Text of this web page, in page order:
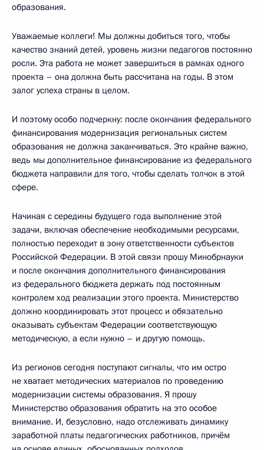
образования.
Уважаемые коллеги! Мы должны добиться того, чтобы
качество знаний детей, уровень жизни педагогов постоянно
росли. Эта работа не может завершиться в рамках одного
проекта – она должна быть рассчитана на годы. В этом
залог успеха страны в целом.
И поэтому особо подчеркну: после окончания федерального
финансирования модернизация региональных систем
образования не должна заканчиваться. Это крайне важно,
ведь мы дополнительное финансирование из федерального
бюджета направили для того, чтобы сделать толчок в этой
сфере.
Начиная с середины будущего года выполнение этой
задачи, включая обеспечение необходимыми ресурсами,
полностью переходит в зону ответственности субъектов
Российской Федерации. В этой связи прошу Минобрнауки
и после окончания дополнительного финансирования
из федерального бюджета держать под постоянным
контролем ход реализации этого проекта. Министерство
должно координировать этот процесс и обязательно
оказывать субъектам Федерации соответствующую
методическую, а если нужно – и другую помощь.
Из регионов сегодня поступают сигналы, что им остро
не хватает методических материалов по проведению
модернизации системы образования. Я прошу
Министерство образования обратить на это особое
внимание. И, безусловно, надо отслеживать динамику
заработной платы педагогических работников, причём